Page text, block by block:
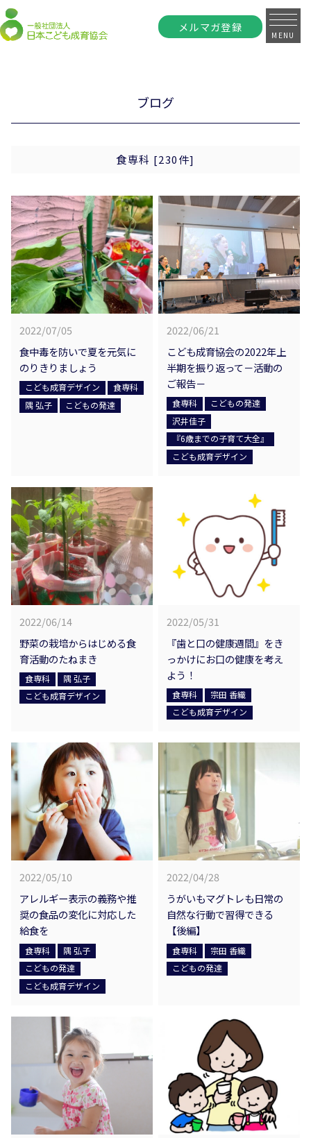
メルマガ登録
MENU
ブログ
食専科 [230件]
2022/07/05
食中毒を防いで夏を元気に
のりきりましょう
こども成育デザイン
食専科
隅 弘子
こどもの発達
2022/06/21
こども成育協会の2022年上
半期を振り返って－活動の
ご報告－
食専科
こどもの発達
沢井佳子
『6歳までの子育て大全』
こども成育デザイン
2022/06/14
野菜の栽培からはじめる食
育活動のたねまき
食専科
隅 弘子
こども成育デザイン
2022/05/31
『歯と口の健康週間』をき
っかけにお口の健康を考え
よう！
食専科
宗田 香織
こども成育デザイン
2022/05/10
アレルギー表示の義務や推
奨の食品の変化に対応した
給食を
食専科
隅 弘子
こどもの発達
こども成育デザイン
2022/04/28
うがいもマグトレも日常の
自然な行動で習得できる
【後編】
食専科
宗田 香織
こどもの発達